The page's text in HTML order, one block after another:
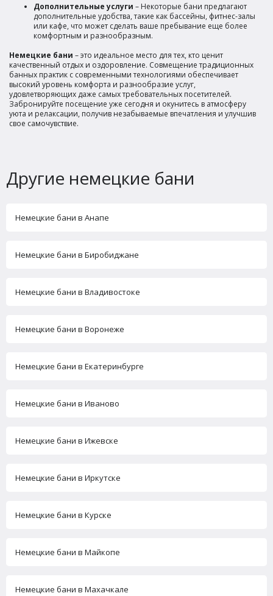
Дополнительные услуги – Некоторые бани предлагают
дополнительные удобства, такие как бассейны, фитнес-залы
или кафе, что может сделать ваше пребывание еще более
комфортным и разнообразным.
Немецкие бани – это идеальное место для тех, кто ценит
качественный отдых и оздоровление. Совмещение традиционных
банных практик с современными технологиями обеспечивает
высокий уровень комфорта и разнообразие услуг,
удовлетворяющих даже самых требовательных посетителей.
Забронируйте посещение уже сегодня и окунитесь в атмосферу
уюта и релаксации, получив незабываемые впечатления и улучшив
свое самочувствие.
Другие немецкие бани
Немецкие бани в Анапе
Немецкие бани в Биробиджане
Немецкие бани в Владивостоке
Немецкие бани в Воронеже
Немецкие бани в Екатеринбурге
Немецкие бани в Иваново
Немецкие бани в Ижевске
Немецкие бани в Иркутске
Немецкие бани в Курске
Немецкие бани в Майкопе
Немецкие бани в Махачкале